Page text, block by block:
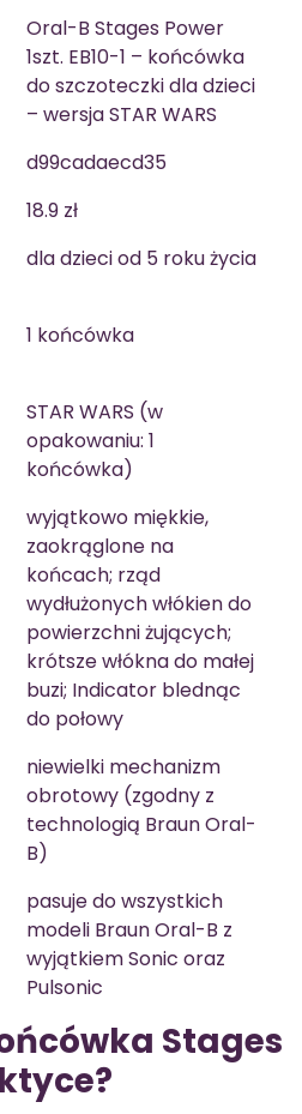
Oral-B Stages Power
1szt. EB10-1 – końcówka
do szczoteczki dla dzieci
– wersja STAR WARS
d99cadaecd35
18.9 zł
dla dzieci od 5 roku życia
1 końcówka
STAR WARS (w
opakowaniu: 1
końcówka)
wyjątkowo miękkie,
zaokrąglone na
końcach; rząd
wydłużonych włókien do
powierzchni żujących;
krótsze włókna do małej
buzi; Indicator blednąc
do połowy
niewielki mechanizm
obrotowy (zgodny z
technologią Braun Oral-
B)
pasuje do wszystkich
modeli Braun Oral-B z
wyjątkiem Sonic oraz
Pulsonic
Stages